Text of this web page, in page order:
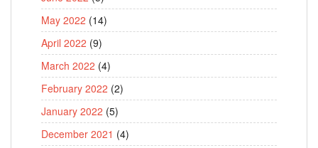
May 2022 (14)
April 2022 (9)
March 2022 (4)
February 2022 (2)
January 2022 (5)
December 2021 (4)